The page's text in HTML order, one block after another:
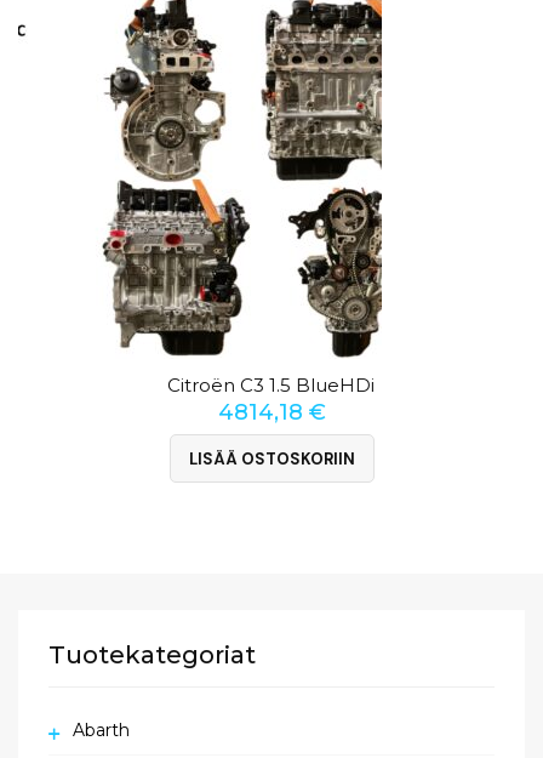
Citroën C3 1.5 BlueHDi
4814,18 €
LISÄÄ OSTOSKORIIN
Tuotekategoriat
Abarth